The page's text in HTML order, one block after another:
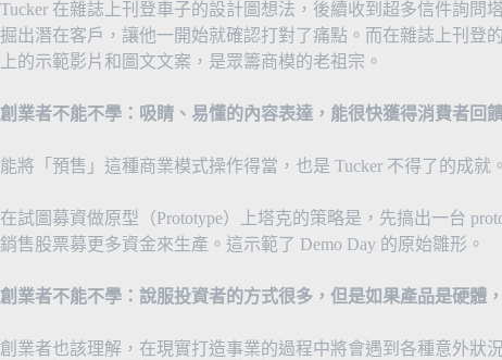
Tucker 在雜誌上刊登車子的設計圖想法，後續收到超多信件詢問
掘出潛在客戶，讓他一開始就確認打對了痛點。而在雜誌上刊登
上的示範影片和圖文文案，是眾籌商模的老祖宗。
創業者不能不學：吸睛、易懂的內容表達，能很快獲得消費者回
能將「預售」這種商業模式操作得當，也是 Tucker 不得了的成就。
在試圖募資做原型（Prototype）上塔克的策略是，先搞出一台
銷售股票募更多資金來生產。這示範了 Demo Day 的原始雛形。
創業者不能不學：說服投資者的方式很多，但是如果產品是硬體
創業者也該理解，在現實打造事業的過程中將會遇到各種意外狀